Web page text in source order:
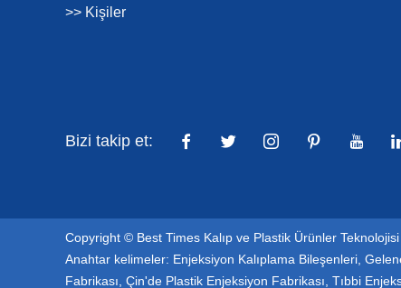
>> Kişiler
Bizi takip et:
Copyright © Best Times Kalıp ve Plastik Ürünler Teknolojisi
Anahtar kelimeler: Enjeksiyon Kalıplama Bileşenleri
Fabrikası Çin'de Plastik Enjeksiyon Fabrikası Tıbbi